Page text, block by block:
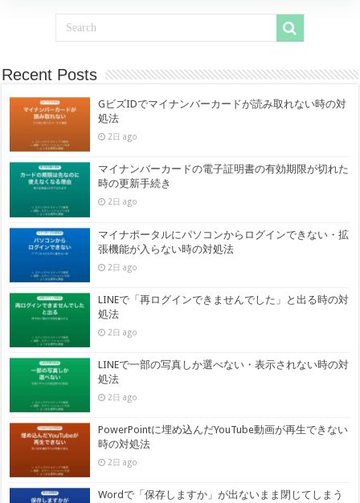
Recent Posts
GビズIDでマイナンバーカードが読み取れない時の対
処法
2日 ago
マイナンバーカードの電子証明書の有効期限が切れた
時の更新手続き
2日 ago
マイナポータルにパソコンからログインできない・拡
張機能が入らない時の対処法
2日 ago
LINEで「再ログインできませんでした」と出る時の対
処法
2日 ago
LINEで一部の写真しか選べない・表示されない時の対
処法
2日 ago
PowerPointに埋め込んだYouTube動画が再生できない
時の対処法
2日 ago
Wordで「保存しますか」が出ないまま閉じてしまう